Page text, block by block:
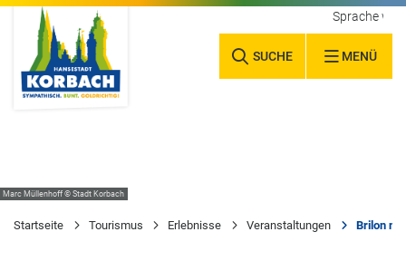
SUCHE MENÜ
Sprache
Marc Müllenhoff © Stadt Korbach
Startseite Tourismus Erlebnisse Veranstaltungen Brilon